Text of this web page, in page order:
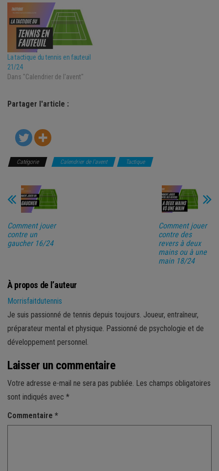
La tactique du tennis en fauteuil
21/24
Dans "Calendrier de l'avent"
Partager l'article :
Catégorie Calendrier de l'avent Tactique
Comment jouer
contre un
gaucher 16/24
Comment jouer
contre des
revers à deux
mains ou à une
main 18/24
À propos de l’auteur
Morrisfaitdutennis
Je suis passionné de tennis depuis toujours. Joueur, entraîneur,
préparateur mental et physique. Passionné de psychologie et de
développement personnel.
Laisser un commentaire
Votre adresse e-mail ne sera pas publiée. Les champs obligatoires
sont indiqués avec *
Commentaire *